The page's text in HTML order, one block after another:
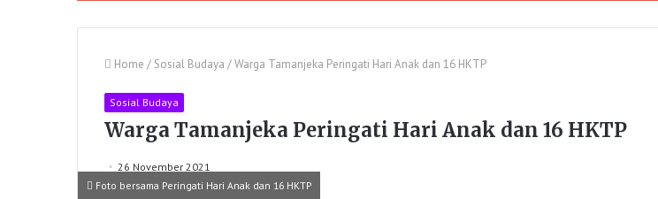
Home / Sosial Budaya /Warga Tamanjeka Peringati Hari Anak dan 16 HKTP
Sosial Budaya
Warga Tamanjeka Peringati Hari Anak dan 16 HKTP
26 November 2021
Foto bersama Peringati Hari Anak dan 16 HKTP